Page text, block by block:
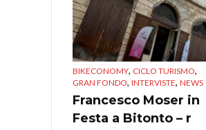
BIKECONOMY, CICLO TURISMO,
GRAN FONDO, INTERVISTE, NEWS
Francesco Moser in
Festa a Bitonto – r